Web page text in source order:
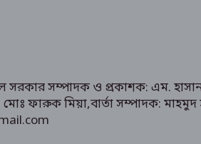
সরকার সম্পাদক ও প্রকাশক: এম.
মোঃ ফারুক মিয়া,বার্তা সম্পাদক: